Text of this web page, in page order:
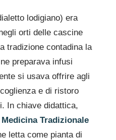
lodigiano) era
orti delle cascine
tradizione contadina la
preparava infusi
si usava offrire agli
e di ristoro
In chiave didattica,
Medicina Tradizionale
letta come pianta di